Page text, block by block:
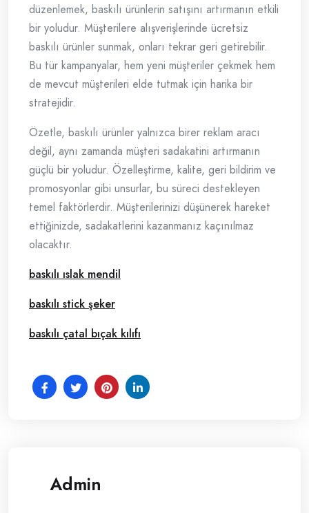
düzenlemek, baskılı ürünlerin satışını artırmanın etkili
bir yoludur. Müşterilere alışverişlerinde ücretsiz
baskılı ürünler sunmak, onları tekrar geri getirebilir.
Bu tür kampanyalar, hem yeni müşteriler çekmek hem
de mevcut müşterileri elde tutmak için harika bir
stratejidir.
Özetle, baskılı ürünler yalnızca birer reklam aracı
değil, aynı zamanda müşteri sadakatini artırmanın
güçlü bir yoludur. Özelleştirme, kalite, geri bildirim ve
promosyonlar gibi unsurlar, bu süreci destekleyen
temel faktörlerdir. Müşterilerinizi düşünerek hareket
ettiğinizde, sadakatlerini kazanmanız kaçınılmaz
olacaktır.
baskılı ıslak mendil
baskılı stick şeker
baskılı çatal bıçak kılıfı
Admin